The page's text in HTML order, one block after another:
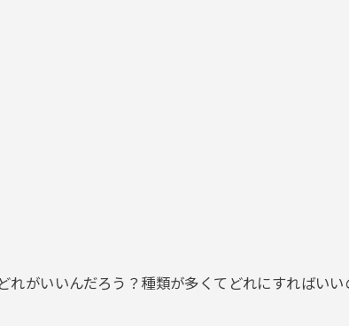
れがいいんだろう？種類が多くてどれにすればいい